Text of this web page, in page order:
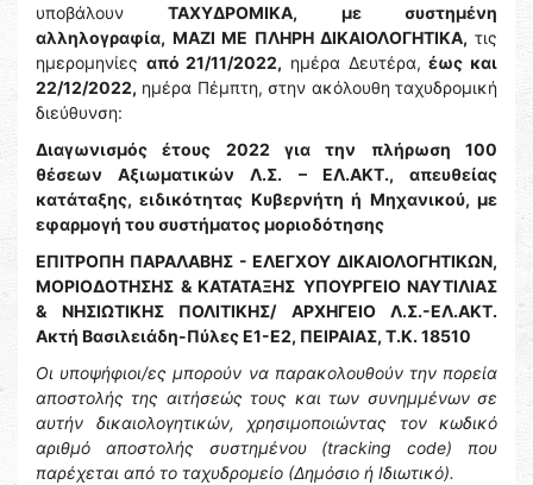
υποβάλουν ΤΑΧΥΔΡΟΜΙΚΑ,
με συστημένη
αλληλογραφία, ΜΑΖΙ ΜΕ ΠΛΗΡΗ ΔΙΚΑΙΟΛΟΓΗΤΙΚΑ, τις
ημερομηνίες από 21/11/2022, ημέρα Δευτέρα,έως και
22/12/2022, ημέρα Πέμπτη, στην ακόλουθη ταχυδρομική
διεύθυνση:
Διαγωνισμός έτους 2022 για την πλήρωση 100
θέσεων Αξιωματικών Λ.Σ. – ΕΛ.ΑΚΤ., απευθείας
κατάταξης, ειδικότητας Κυβερνήτη ή Μηχανικού, με
εφαρμογή του συστήματος μοριοδότησης
ΕΠΙΤΡΟΠΗ ΠΑΡΑΛΑΒΗΣ - ΕΛΕΓΧΟΥ ΔΙΚΑΙΟΛΟΓΗΤΙΚΩΝ,
ΜΟΡΙΟΔΟΤΗΣΗΣ & ΚΑΤΑΤΑΞΗΣ ΥΠΟΥΡΓΕΙΟ ΝΑΥΤΙΛΙΑΣ
& ΝΗΣΙΩΤΙΚΗΣ ΠΟΛΙΤΙΚΗΣ/ ΑΡΧΗΓΕΙΟ Λ.Σ.-ΕΛ.ΑΚΤ.
Ακτή Βασιλειάδη-Πύλες Ε1-Ε2, ΠΕΙΡΑΙΑΣ, Τ.Κ. 18510
Οι υποψήφιοι/ες μπορούν να παρακολουθούν την πορεία
αποστολής της αιτήσεώς τους και των συνημμένων σε
αυτήν δικαιολογητικών, χρησιμοποιώντας τον κωδικό
αριθμό αποστολής συστημένου (tracking code) που
παρέχεται από το ταχυδρομείο (Δημόσιο ή Ιδιωτικό).